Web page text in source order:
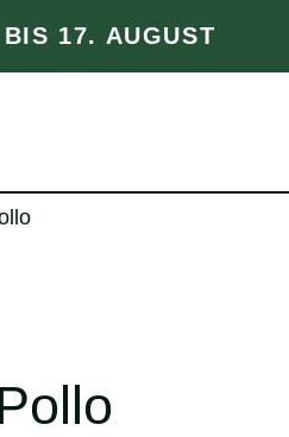
17. AUGUST